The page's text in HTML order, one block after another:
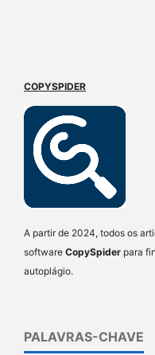
COPYSPIDER
A partir de 2024, todos os
software CopySpider para
autoplágio.
PALAVRAS-CHAVE